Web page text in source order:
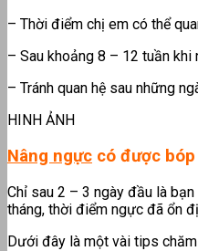
– Thời điểm chị em có thể
– Sau khoảng 8 – 12 tuần khi
– Tránh quan hệ sau những
HINH ẢNH
Nâng ngực có được
Chỉ sau 2 – 3 ngày đầu là
tháng, thời điểm ngực đã ổn
Dưới đây là một vài tips